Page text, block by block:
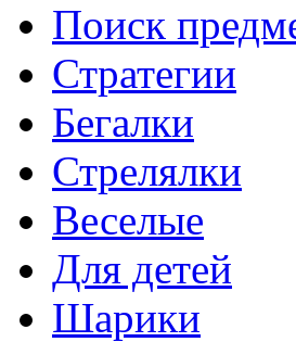
Поиск
Стратегии
Бегалки
Стрелялки
Веселые
Для детей
Шарики